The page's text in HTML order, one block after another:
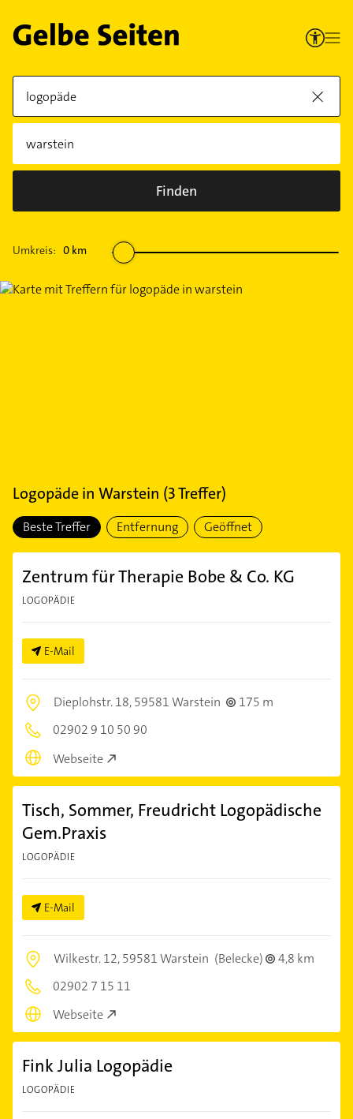
Finden
Umkreis: 0 km
Logopädein Warstein (3Treffer)
Beste Treffer Entfernung Geöffnet
Zentrum für Therapie Bobe & Co. KG
LOGOPÄDIE
E-Mail
Dieplohstr. 18,59581 Warstein
175 m
02902 9 10 50 90
Webseite
Tisch, Sommer, Freudricht Logopädische
Gem.Praxis
LOGOPÄDIE
E-Mail
Wilkestr. 12,59581 Warstein (Belecke)
4,8 km
02902 7 15 11
Webseite
Fink Julia Logopädie
LOGOPÄDIE